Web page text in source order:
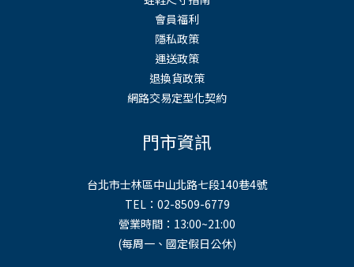
會員福利
隱私政策
運送政策
退換貨政策
網路交易定型化契約
門市資訊
台北市士林區中山北路七段140巷4號
TEL：02-8509-6779
營業時間：13:00~21:00
(每周一、國定假日公休)